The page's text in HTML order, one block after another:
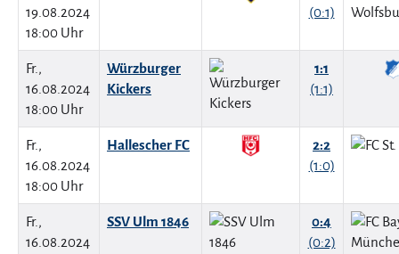
19.08.2024
18:00 Uhr
(0:1)
Fr.,
16.08.2024
18:00 Uhr
Würzburger
Kickers
1:1
(1:1)
Fr.,
16.08.2024
18:00 Uhr
Hallescher FC
2:2
(1:0)
Fr.,
16.08.2024
SSV Ulm 1846
0:4
(0:2)